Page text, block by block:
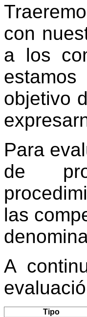
con
a los
objetivo
Para
de
las
A
Tipo